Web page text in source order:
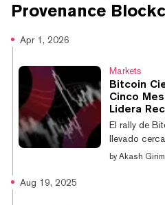
Provenance
Apr 1, 2026
Markets
Bitcoin
Cinco
Lidera
El rally de
llevado
altcoins y el
by Akash
Aug 19, 2025